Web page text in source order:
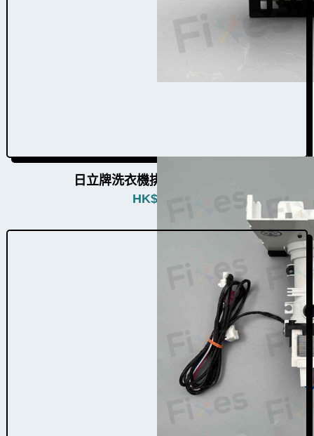
日立牌洗衣機排水泵W010018
HK$